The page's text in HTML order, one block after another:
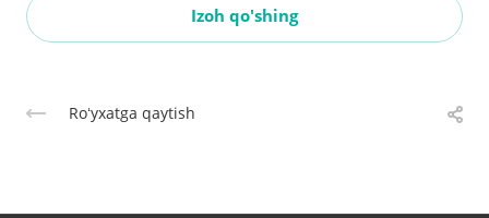
Izoh qo'shing
Roʻyxatga qaytish